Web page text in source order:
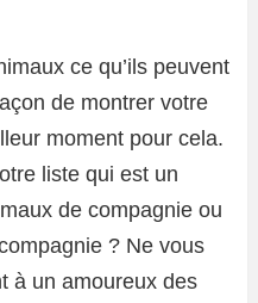
ce qu’ils peuvent
de montrer votre
moment pour cela.
liste qui est un
de compagnie ou
? Ne vous
à un amoureux des